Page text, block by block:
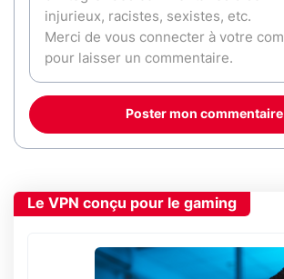
Poster mon commentaire
Le VPN conçu pour le gaming